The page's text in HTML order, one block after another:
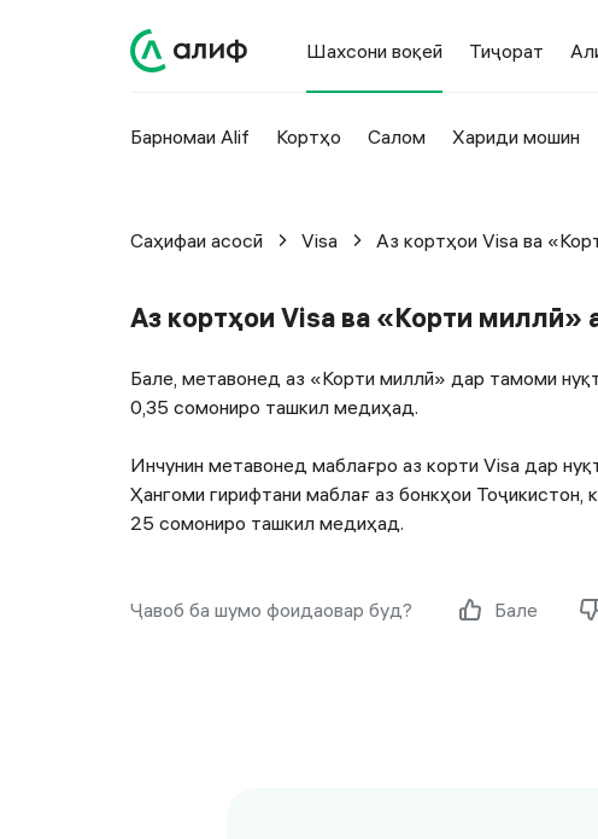
Шахсони воқеӣ Тиҷорат
Барномаи Alif Кортҳо Салом Хариди мошин
Саҳифаи асосӣ Visa Аз кортҳои Visa ва
Аз кортҳои Visa ва «Корти миллӣ»
Бале, метавонед аз «Корти миллӣ» дар тамоми
0,35 сомониро ташкил медиҳад.
Инчунин метавонед маблағро аз корти Visa дар
Ҳангоми гирифтани маблағ аз бонкҳои
25 сомониро ташкил медиҳад.
Ҷавоб ба шумо фоидаовар буд? Бале